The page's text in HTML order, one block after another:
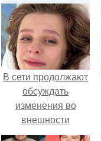
В сети продолжают
обсуждать
изменения во
внешности
актрисы.